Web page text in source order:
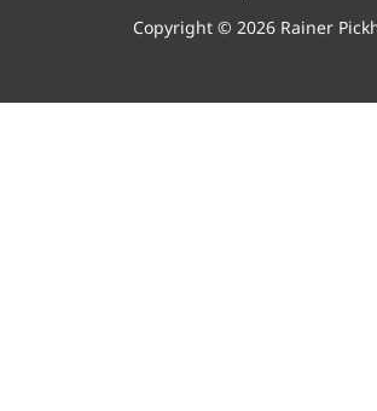
Copyright © 2026 Rainer